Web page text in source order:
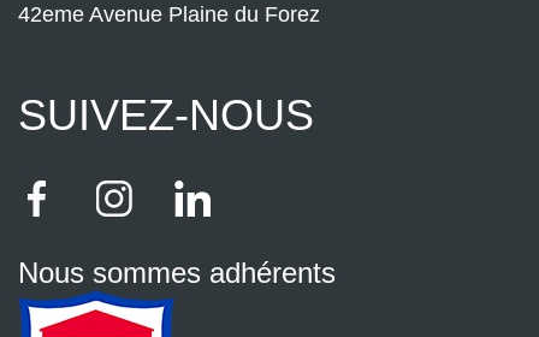
42eme Avenue Plaine du Forez
SUIVEZ-NOUS
Nous sommes adhérents